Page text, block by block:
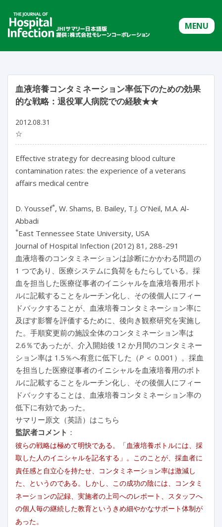
MENU
血液培養コンタミネーション率低下のための効果
的な戦略：退役軍人病院での経験★★
2012.08.31
☆
Effective strategy for decreasing blood culture
contamination rates: the experience of a veterans
affairs medical centre
D. Youssef*, W. Shams, B. Bailey, T.J. O’Neil, M.A. Al-
Abbadi
*East Tennessee State University, USA
Journal of Hospital Infection (2012) 81, 288-291
血液培養のコンタミネーションは診断にかかわる問題の
1 つであり、医療システムに負荷をもたらしている。採
血を担当した医療従事者のイニシャルを血液培養用ボト
ルに記載することをルーチン化し、その後個人にフィー
ドバックすることが、血液培養コンタミネーション率に
及ぼす影響を評価するために、後向き観察研究を実施し
た。手順変更前の施設全体のコンタミネーション率は
2.6％であったが、介入開始後 12 か月間のコンタミネー
ション率は 1.5％へ有意に低下した（P＜ 0.001）。採血
を担当した医療従事者のイニシャルを血液培養用のボト
ルに記載することをルーチン化し、その後個人にフィー
ドバックすることは、血液培養コンタミネーション率の
低下に有効であった。
サマリー原文（英語）はこちら
監訳者コメント ：
彼らの戦略は極めて明快である。「血液培養ボトルには、採
取した人のイニシャルを記名する」。このことが、採血者に
責任感と自立心を持たせ、コンタミネーション率は激減し
た、というのである。しかし、この成功の陰には、コンタミ
ネーションの記録、実施者の上司へのレポート、スタッフへ
の個人毎の継続した教育というきめ細やかなサポート体制が
あった。